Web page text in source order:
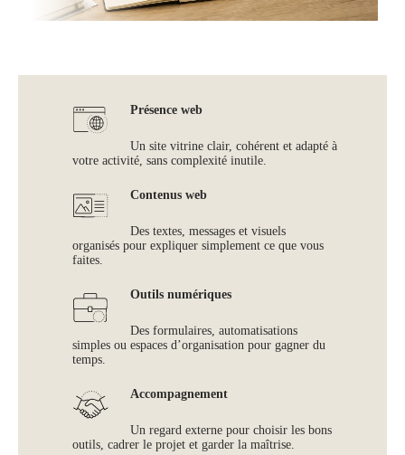
Présence web
Un site vitrine clair, cohérent et adapté à
votre activité, sans complexité inutile.
Contenus web
Des textes, messages et visuels
organisés pour expliquer simplement ce que vous
faites.
Outils numériques
Des formulaires, automatisations
simples ou espaces d’organisation pour gagner du
temps.
Accompagnement
Un regard externe pour choisir les bons
outils, cadrer le projet et garder la maîtrise.